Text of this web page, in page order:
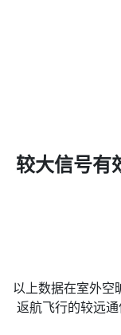
较大信号有
以上数据在室外空
返航飞行的较远